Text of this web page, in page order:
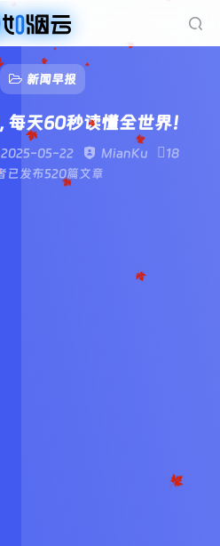
新闻早报
天60秒读懂全世界！
2025-05-22 MianKu
18
已发布520篇文章